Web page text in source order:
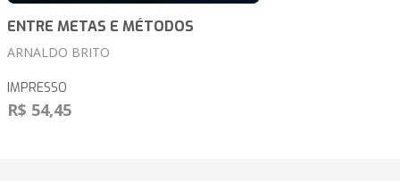
ENTRE METAS E MÉTODOS
ARNALDO BRITO
IMPRESSO
R$ 54,45